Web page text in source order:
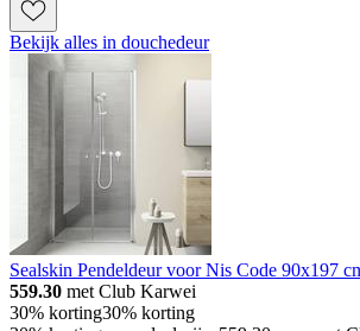
Bekijk alles in douchedeur
Sealskin Pendeldeur voor Nis Code 90x197
559.30 met Club Karwei
30% korting30% korting